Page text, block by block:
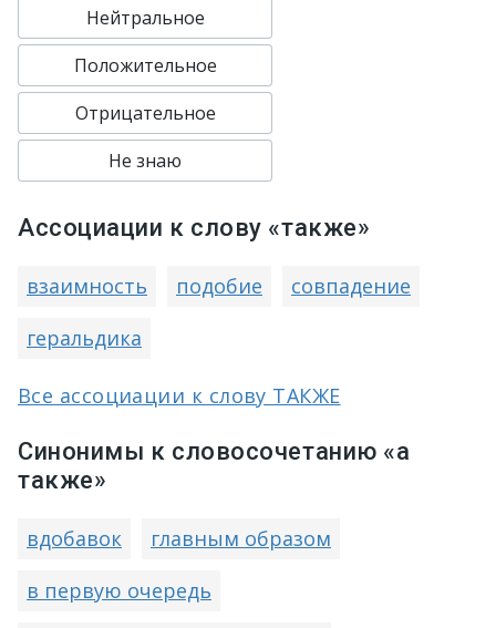
Нейтральное
Положительное
Отрицательное
Не знаю
Ассоциации к слову «также»
взаимность подобие
совпадение
геральдика
Все ассоциации к слову ТАКЖЕ
Синонимы к словосочетанию «а
также»
вдобавок
главным образом
в первую очередь